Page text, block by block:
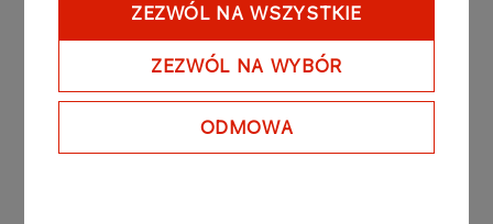
ZEZWÓL NA WSZYSTKIE
ZEZWÓL NA WYBÓR
ODMOWA